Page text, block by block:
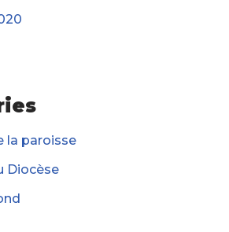
la paroisse
Diocèse